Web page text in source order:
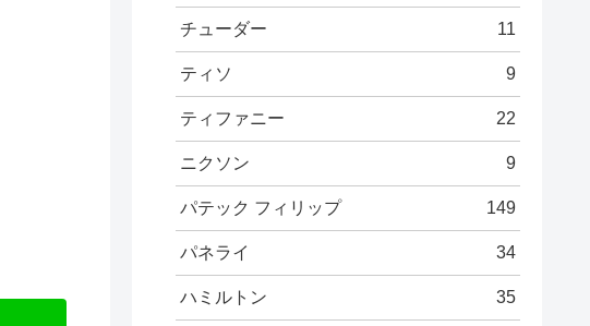
チューダー 11
ティソ 9
ティファニー 22
ニクソン 9
パテック フィリップ 149
パネライ 34
ハミルトン 35